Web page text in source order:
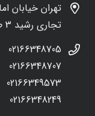
تهران خیابان
تجاری رشید 3 طبقه زیر همکف پلاک 12
02166348705
02166348707
02166349573
02166348249